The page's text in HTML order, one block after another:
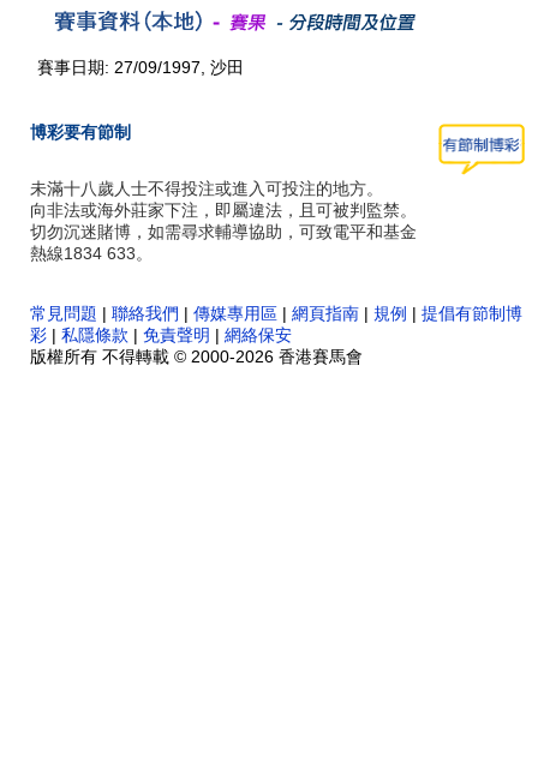
賽事日期: 27/09/1997, 沙田
博彩要有節制
未滿十八歲人士不得投注或進入可投注的地方。
向非法或海外莊家下注，即屬違法，且可被判監禁。
切勿沉迷賭博，如需尋求輔導協助，可致電平和基金
熱線1834 633。
常見問題 | 聯絡我們 | 傳媒專用區 | 網頁指南 | 規例 | 提倡有節制博
彩 | 私隱條款 | 免責聲明 | 網絡保安
版權所有 不得轉載 © 2000-2026 香港賽馬會